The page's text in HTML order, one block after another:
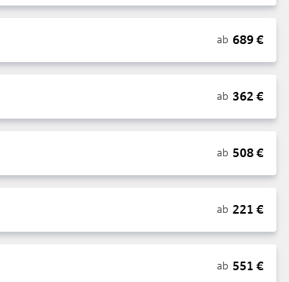
ab 689€
ab 362 €
ab 508€
ab 221 €
ab 551 €